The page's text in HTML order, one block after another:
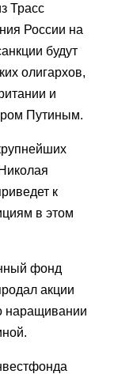
Трасс
России на
будут
олигархов,
и
Путиным.
к
в этом
фонд
акции
наращивании